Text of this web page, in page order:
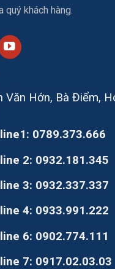
quý khách hàng.
Văn Hớn, Bà Điểm,
0789.373.666
2: 0932.181.345
3: 0932.337.337
4: 0933.991.222
6: 0902.774.111
7: 0917.02.03.03